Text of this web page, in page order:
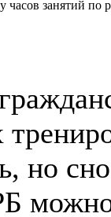
часов занятий
но